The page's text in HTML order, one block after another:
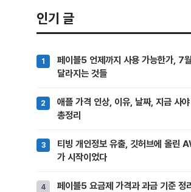
인기 글
페이블5 언제까지 사용 가능한가, 7
달라지는 것들
애플 가격 인상, 이유, 날짜, 지금 사
총정리
티빙 개인정보 유출, 깃허브에 올린
가 시작이었다
페이블5 요금제 가격과 과금 기준 정